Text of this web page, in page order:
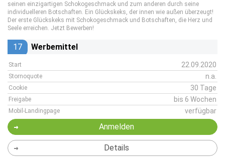
seinen einzigartigen Schokogeschmack und zum anderen durch seine
individuelleren Botschaften. Ein Glückskeks, der innen wie außen überzeugt!
Der erste Glückskeks mit Schokogeschmack und Botschaften, die Herz und
Seele erreichen. Jetzt Bewerben!
17 Werbemittel
Start 22.09.2020
Stornoquote n.a.
Cookie 30 Tage
Freigabe bis 6 Wochen
Mobil-Landingpage verfügbar
Anmelden
Details